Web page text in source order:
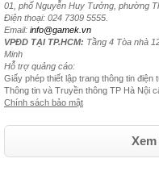
01, phố Nguyễn Huy Tưởng, phường
Điện thoại: 024 7309 5555.
Email: info@gamek.vn
VPĐD TẠI TP.HCM: Tầng 4 Tòa nhà
Minh
Hỗ trợ quảng cáo:
Giấy phép thiết lập trang thông tin
Thông tin và Truyền thông TP Hà Nội
Chính sách bảo mật